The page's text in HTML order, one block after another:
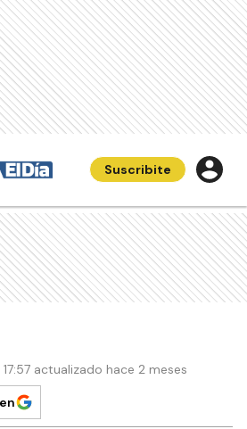
Suscribite
actualizado hace 2 meses